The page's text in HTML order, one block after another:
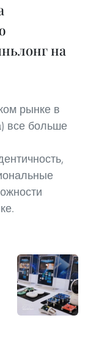
на
рынке в
все больше